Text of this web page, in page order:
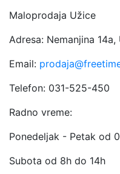
Maloprodaja Užice
Adresa: Nemanjina
Email:
Telefon: 031-525-450
Radno vreme:
Ponedeljak - Petak od
Subota od 8h do 14h